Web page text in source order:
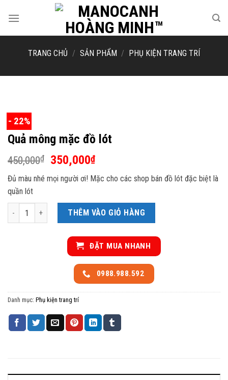
TRANG CHỦ / SẢN PHẨM / PHỤ KIỆN TRANG TRÍ
- 22%
Quả mông mặc đồ lót
450,000₫
Giá
gốc
là:
350,000₫Giá
hiện
tại
350,000₫.
Đủ màu nhé mọi người ơi! Mặc cho các shop bán đồ lót đặc biệt là
quần lót
Quả mông mặc đồ lót số lượngTHÊM VÀO GIỎ HÀNG
ĐẶT MUA NHANH
0988.988.592
Danh mục: Phụ kiện trang trí